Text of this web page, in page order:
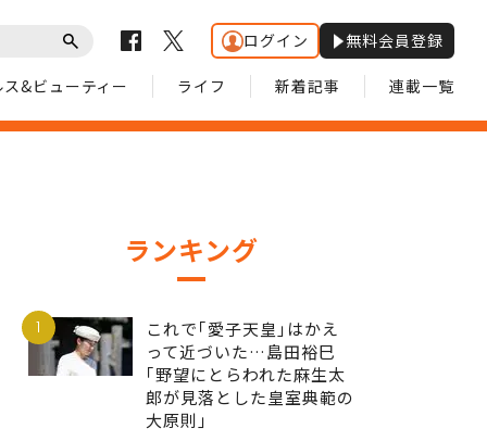
ログイン 無料会員登録
ス&ビューティー ライフ 新着記事 連載一覧
ランキング
1
これで｢愛子天皇｣はかえ
って近づいた…島田裕巳
｢野望にとらわれた麻生太
郎が見落とした皇室典範の
大原則｣